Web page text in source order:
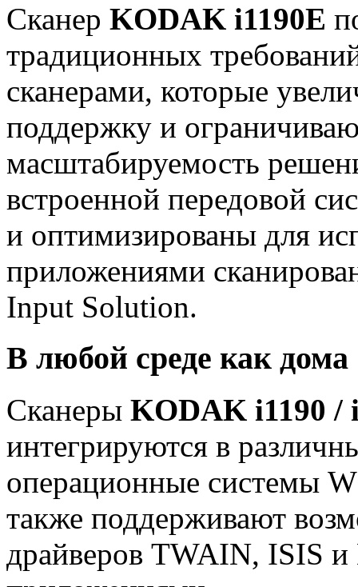
Сканер KODAK i1190E
традиционных
сканерами, которые
поддержку и
масштабируемость
встроенной передовой
и оптимизированы для
приложениями
Input Solution.
В любой среде как дома
Сканеры KODAK i1190 /
интегрируются в
операционные системы
также поддерживают
драйверов TWAIN, ISIS